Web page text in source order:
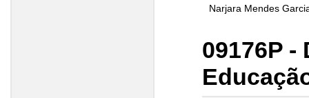
Narjara Mendes
09176P -